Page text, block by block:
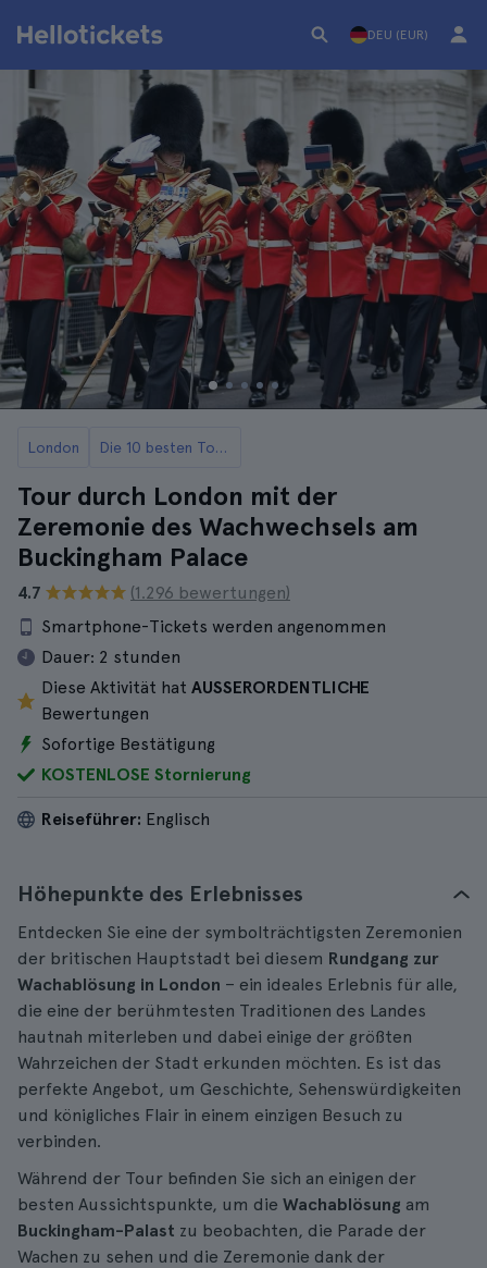
DEU (EUR)
London Die 10 besten Touren in London
Tour durch London mit der
Zeremonie des Wachwechsels am
Buckingham Palace
4.7
(1.296 bewertungen)
Smartphone-Tickets werden angenommen
Dauer: 2 stunden
Diese Aktivität hat AUSSERORDENTLICHE
Bewertungen
Sofortige Bestätigung
KOSTENLOSE Stornierung
Reiseführer: Englisch
Höhepunkte des Erlebnisses
Entdecken Sie eine der symbolträchtigsten Zeremonien
der britischen Hauptstadt bei diesem Rundgang zur
Wachablösung in London – ein ideales Erlebnis für alle,
die eine der berühmtesten Traditionen des Landes
hautnah miterleben und dabei einige der größten
Wahrzeichen der Stadt erkunden möchten. Es ist das
perfekte Angebot, um Geschichte, Sehenswürdigkeiten
und königliches Flair in einem einzigen Besuch zu
verbinden.
Während der Tour befinden Sie sich an einigen der
besten Aussichtspunkte, um die Wachablösung am
Buckingham-Palast zu beobachten, die Parade der
Wachen zu sehen und die Zeremonie dank der